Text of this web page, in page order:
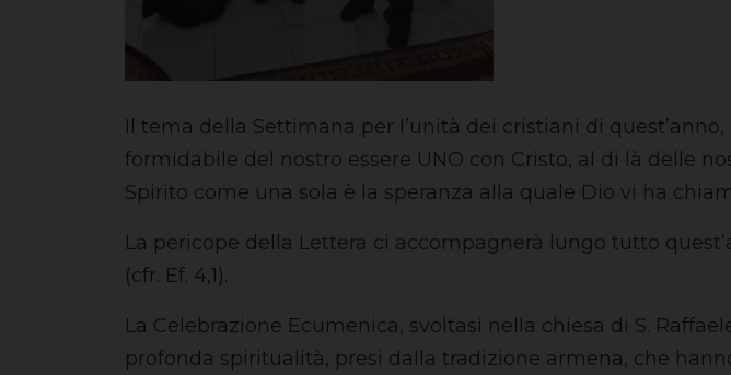
Il tema della Settimana per l’unità dei cristiani di
formidabile del nostro essere UNO con Cristo, al di là delle
Spirito come una sola è la speranza alla quale Dio vi ha
La pericope della Lettera ci accompagnerà lungo tutto
(cfr. Ef. 4,1).
La Celebrazione Ecumenica, svoltasi nella chiesa di S.
profonda spiritualità, presi dalla tradizione armena, che